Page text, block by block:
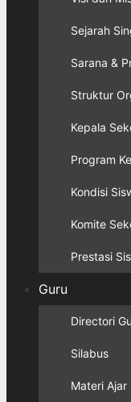
Sejarah
Sarana &
Struktur
Kepala
Program
Kondisi
Komite
Prestasi
Guru
Directori
Silabus
Materi Ajar